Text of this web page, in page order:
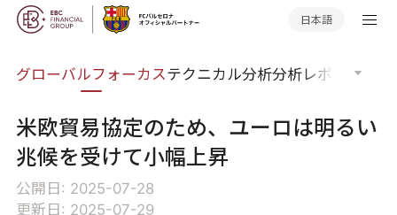
日本語
グローバルフォーカステクニカル分析分析レポート
米欧貿易協定のため、ユーロは明るい
兆候を受けて小幅上昇
公開日: 2025-07-28
更新日: 2025-07-29